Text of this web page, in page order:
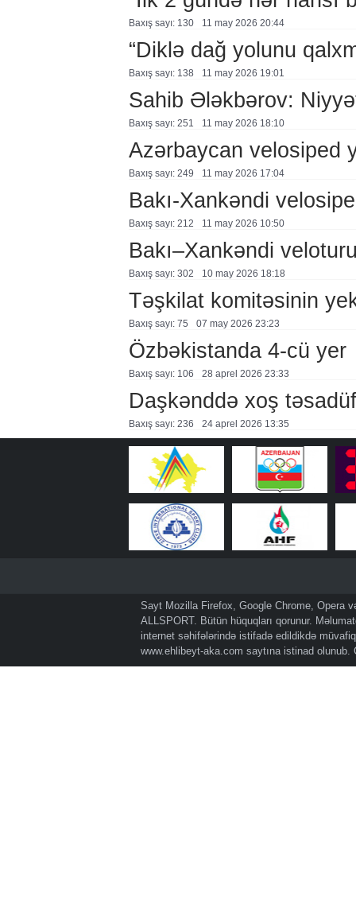
Baxış sayı: 130 11 may 2026 20:44
“Diklə dağ yolunu
Baxış sayı: 138 11 may 2026 19:01
Sahib Ələkbərov:
Baxış sayı: 251 11 may 2026 18:10
Azərbaycan velosiped
Baxış sayı: 249 11 may 2026 17:04
Bakı-Xankəndi
Baxış sayı: 212 11 may 2026 10:50
Bakı–Xankəndi
Baxış sayı: 302 10 may 2026 18:18
Təşkilat komitəsinin
Baxış sayı: 75 07 may 2026 23:23
Özbəkistanda 4-cü yer
Baxış sayı: 106 28 aprel 2026 23:33
Daşkənddə xoş təsadüf
Baxış sayı: 236 24 aprel 2026 13:35
Sayt Mozilla Firefox, Google Chrome, Opera
ALLSPORT. Bütün hüquqları qorunur.
internet səhifələrində istifadə edildikdə
www.ehlibeyt-aka.com saytına istinad olunub.